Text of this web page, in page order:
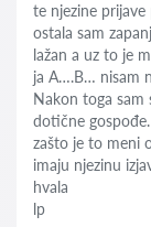
te njezine
ostala sam
lažan a uz to je
ja A….B… nisam
Nakon toga sam
dotične
zašto je to meni
imaju njezinu
hvala
lp